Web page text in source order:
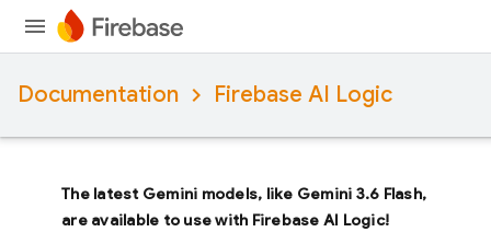
Documentation Firebase AI Logic
The latest Gemini models, like Gemini 3.6 Flash,
are available to use with Firebase AI Logic!